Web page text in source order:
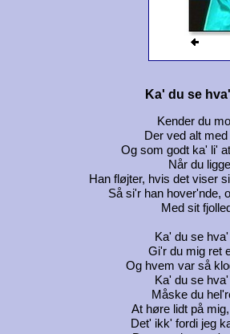
Ka' du se
Kender du
Der ved alt
Og som godt ka' li'
Når du
Han fløjter, hvis det viser
Så si'r han hover'nde,
Med sit
Ka' du se
Gi'r du mig ret
Og hvem var så
Ka' du se
Måske du
At høre lidt på
Det' ikk' fordi jeg